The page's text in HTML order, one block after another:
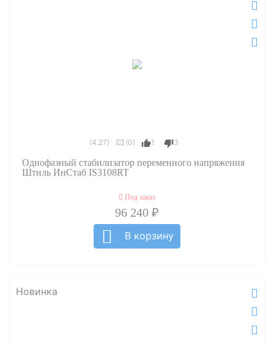
(4.27) (0) 1 3
Однофазный стабилизатор переменного напряжения
Штиль ИнСтаб IS3108RT
Под заказ
96 240 ₽
В корзину
Новинка